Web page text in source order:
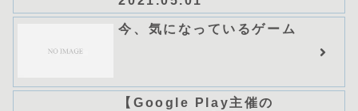
今、気になっているゲーム
【Google Play主催の